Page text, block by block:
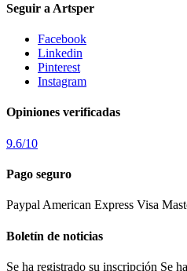
Seguir a Artsper
Facebook
Linkedin
Pinterest
Instagram
Opiniones verificadas
9.6/10
Pago seguro
Paypal American Express Visa
Boletín de noticias
Se ha registrado su inscripción Se